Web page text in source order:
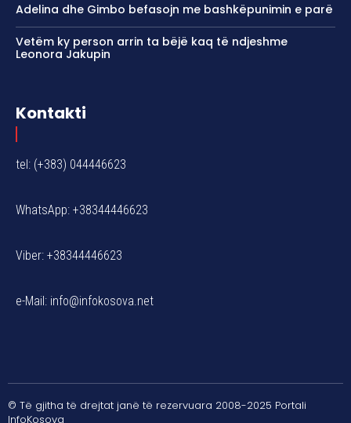
Adelina dhe Gimbo befasojn me bashkëpunimin e parë
Vetëm ky person arrin ta bëjë kaq të ndjeshme
Leonora Jakupin
Kontakti
tel: (+383) 044446623
WhatsApp: +38344446623
Viber: +38344446623
e-Mail: info@infokosova.net
© Të gjitha të drejtat janë të rezervuara 2008-2025 Portali
InfoKosova